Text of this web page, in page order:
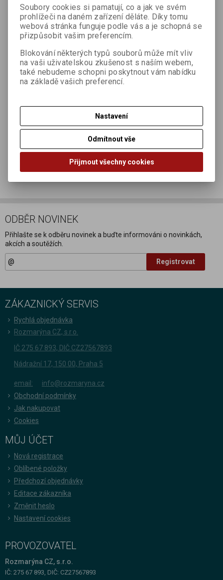
z toho cukry:
6,2 g
Bílkoviny:
1,3 g
Sůl:
15,4 g
Doporučit výrobek
ODBĚR NOVINEK
Přihlašte se k odběru novinek a buďte informováni o novinkách,
akcích a soutěžích.
Registrovat
ZÁKAZNICKÝ SERVIS
Rychlá objednávka
Rozmarýna CZ, s.r.o.
IČ 275 67 893, DIČ CZ27567893
Nádražní 17, 150 00, Praha 5
email:
info@rozmaryna.cz
Obchodní podmínky
Jak nakupovat
Cookies
MŮJ ÚČET
Nová registrace
Oblíbené položky
Předchozí objednávky
Editace zákazníka
Změnit heslo
Nastavení cookies
PROVOZOVATEL
Rozmarýna CZ, s.r.o.
IČ: 275 67 893, DIČ: CZ27567893
Soubory cookies si pamatují, co a jak ve svém
prohlížeči na daném zařízení děláte. Díky tomu
webová stránka funguje podle vás a je schopná se
přizpůsobit vašim preferencím.
Blokování některých typů souborů může mít vliv
na vaši uživatelskou zkušenost s naším webem,
také nebudeme schopni poskytnout vám nabídku
na základě vašich preferencí.
Nastavení
Odmítnout vše
Přijmout všechny cookies